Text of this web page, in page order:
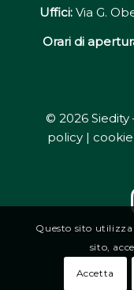
Uffici: Via G.
Orari di
© 2026 Siedity
policy |
Questo sito
sito,
Accetta